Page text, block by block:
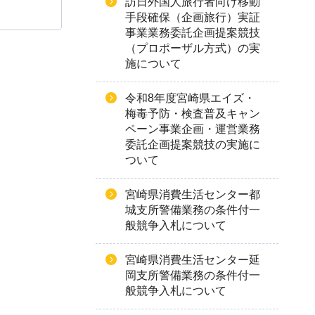
手段確保（企画旅行）実証
事業業務委託企画提案競技
（プロポーザル方式）の実
施について
令和8年度宮崎県エイズ・
梅毒予防・検査普及キャン
ペーン事業企画・運営業務
委託企画提案競技の実施に
ついて
宮崎県消費生活センター都
城支所警備業務の条件付一
般競争入札について
宮崎県消費生活センター延
岡支所警備業務の条件付一
般競争入札について